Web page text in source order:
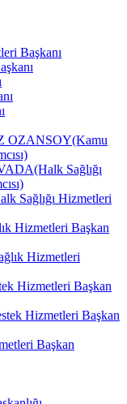
Başkanı
OZANSOY(Kamu
Sağlığı
Sağlığı Hizmetleri
Hizmetleri Başkan
Hizmetleri
Hizmetleri Başkan
Hizmetleri Başkan
Başkan